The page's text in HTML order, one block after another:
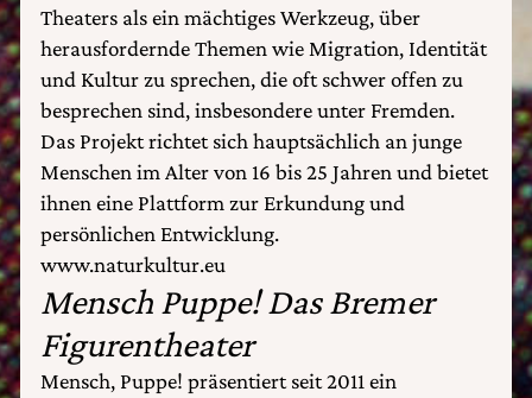
Theaters als ein mächtiges Werkzeug, über
herausfordernde Themen wie Migration, Identität
und Kultur zu sprechen, die oft schwer offen zu
besprechen sind, insbesondere unter Fremden.
Das Projekt richtet sich hauptsächlich an junge
Menschen im Alter von 16 bis 25 Jahren und bietet
ihnen eine Plattform zur Erkundung und
persönlichen Entwicklung.
www.naturkultur.eu
Mensch Puppe! Das Bremer
Figurentheater
Mensch, Puppe! präsentiert seit 2011 ein